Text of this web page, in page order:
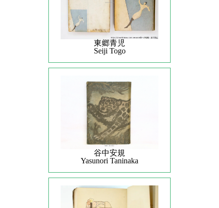
東郷青児
Seiji Togo
谷中安規
Yasunori Taninaka